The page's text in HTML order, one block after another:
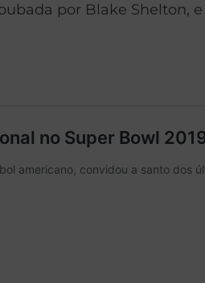
por Blake Shelton,